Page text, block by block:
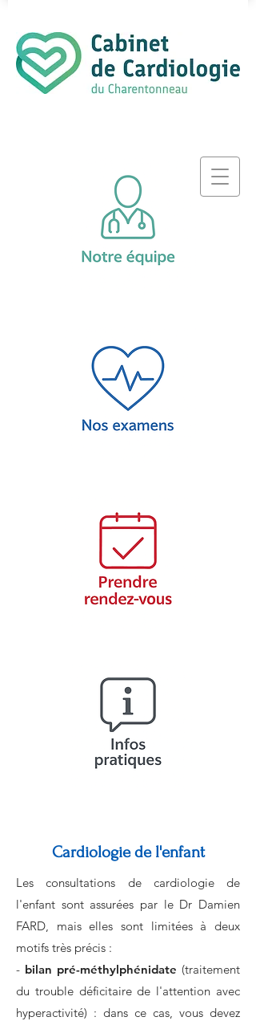
Cardiologie de l'enfant
Les consultations de cardiologie de
l'enfant sont assurées par le Dr Damien
FARD, mais elles sont limitées à deux
motifs très précis :
- bilan pré-méthylphénidate (traitement
du trouble déficitaire de l'attention avec
hyperactivité) : dans ce cas, vous devez